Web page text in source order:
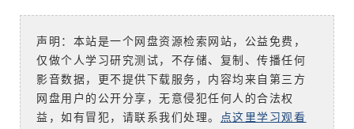
声明：本站是一个网盘资源检索网站，公益免费，
仅做个人学习研究测试，不存储、复制、传播任何
影音数据，更不提供下载服务，内容均来自第三方
网盘用户的公开分享，无意侵犯任何人的合法权
益，如有冒犯，请联系我们处理。 点这里学习观看